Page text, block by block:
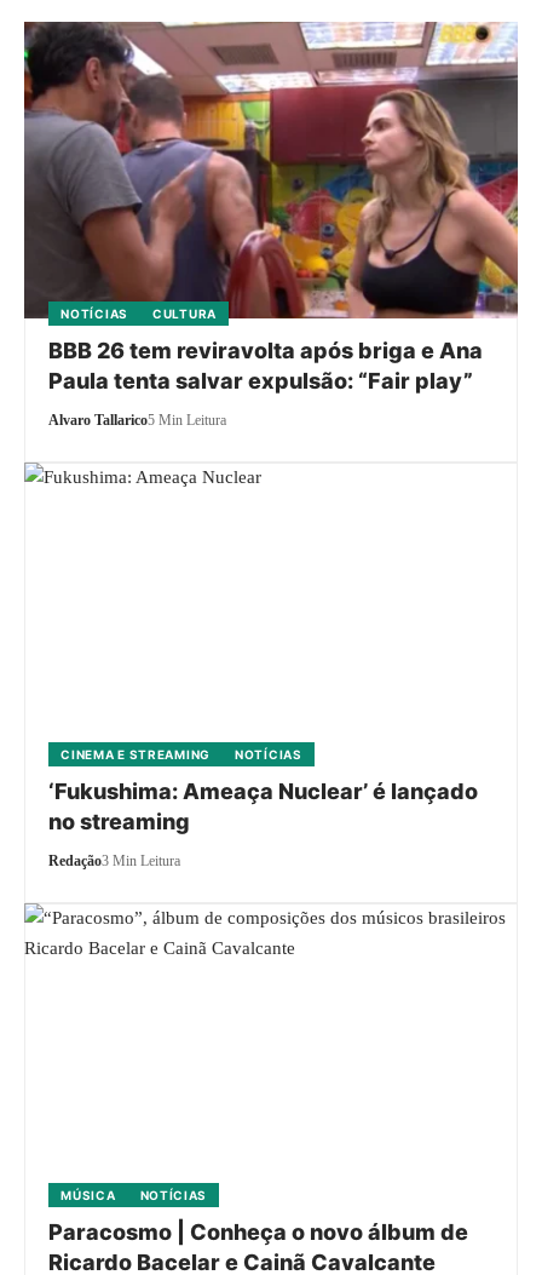
NOTÍCIAS CULTURA
BBB 26 tem reviravolta após briga e Ana
Paula tenta salvar expulsão: “Fair play”
Alvaro Tallarico5 Min Leitura
CINEMA E STREAMING NOTÍCIAS
‘Fukushima: Ameaça Nuclear’ é lançado
no streaming
Redação3 Min Leitura
MÚSICA NOTÍCIAS
Paracosmo | Conheça o novo álbum de
Ricardo Bacelar e Cainã Cavalcante